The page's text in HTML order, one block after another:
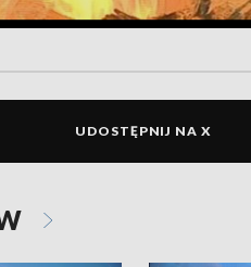
UDOSTĘPNIJ NA X